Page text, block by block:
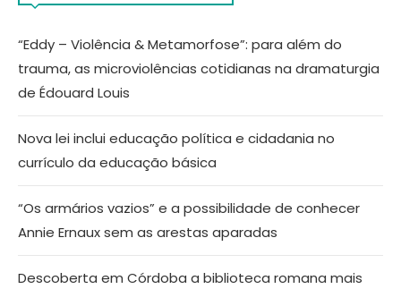
“Eddy – Violência & Metamorfose”: para além do
trauma, as microviolências cotidianas na dramaturgia
de Édouard Louis
Nova lei inclui educação política e cidadania no
currículo da educação básica
“Os armários vazios” e a possibilidade de conhecer
Annie Ernaux sem as arestas aparadas
Descoberta em Córdoba a biblioteca romana mais